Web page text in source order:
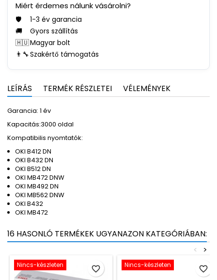
Miért érdemes nálunk vásárolni?
🛡️
1-3 év garancia
🚚
Gyors szállítás
🇭🇺Magyar bolt
👨‍🔧Szakértő támogatás
LEÍRÁS TERMÉK RÉSZLETEI VÉLEMÉNYEK
Garancia: 1 év
Kapacitás:3000 oldal
Kompatibilis nyomtatók:
OKI B412 DN
OKI B432 DN
OKI B512 DN
OKI MB472 DNW
OKI MB492 DN
OKI MB562 DNW
OKI B432
OKI MB472
16 HASONLÓ TERMÉKEK UGYANAZON KATEGÓRIÁBAN:
>
<
Nincs-készleten favorite_border Nincs-készleten favorite_border